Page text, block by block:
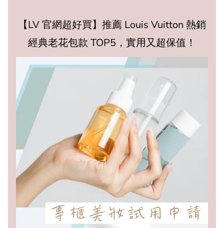
【LV 官網超好買】推薦 Louis Vuitton 熱銷
經典老花包款 TOP5，實用又超保值！